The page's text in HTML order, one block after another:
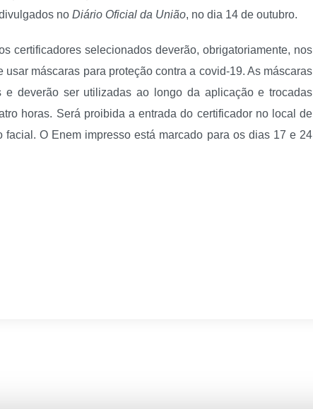
no Diário Oficial da União, no dia 14 de outubro.
certificadores selecionados deverão, obrigatoriamente, nos
máscaras para proteção contra a covid-19. As máscaras
e deverão ser utilizadas ao longo da aplicação e trocadas
horas. Será proibida a entrada do certificador no local de
O Enem impresso está marcado para os dias 17 e 24